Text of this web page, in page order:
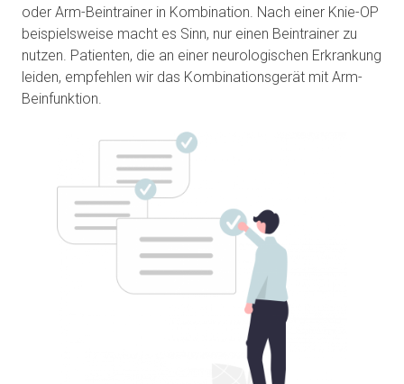
oder Arm-Beintrainer in Kombination. Nach einer Knie-OP
beispielsweise macht es Sinn, nur einen Beintrainer zu
nutzen. Patienten, die an einer neurologischen Erkrankung
leiden, empfehlen wir das Kombinationsgerät mit Arm-
Beinfunktion.